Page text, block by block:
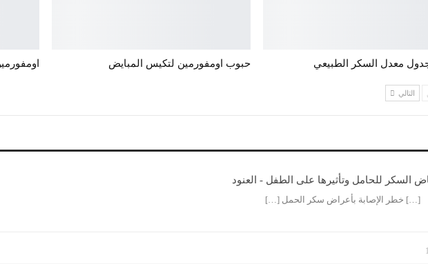
معدل السكر الطبيعي حبوب اومفورمين لتكيس المبايض اومفورمين ٥٠٠ للتكيسات كل ما
التالي
السكر للحامل وتأثيرها على الطفل - العنود
[…] خطر الإصابة بأعراض سكر الحمل […]